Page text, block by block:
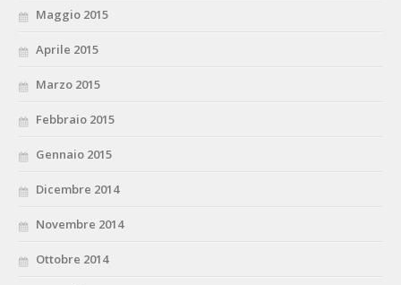
Maggio 2015
Aprile 2015
Marzo 2015
Febbraio 2015
Gennaio 2015
Dicembre 2014
Novembre 2014
Ottobre 2014